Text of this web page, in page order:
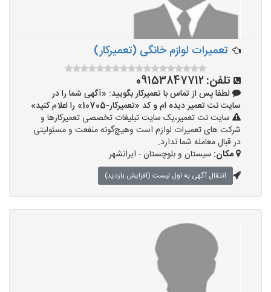
تعمیرات لوازم خانگی (تعمیرکار)
تلفن:09153847712
لطفا پس از تماس با تعمیرکار بگویید: «آگهی شما را در
سایت نت تعمیر دیده ام و کد «تعمیرکار-10705» را اعلام کنید»
سایت نت تعمیر،یک سایت تبلیغات تخصصی تعمیرکارها و
شرکت های تعمیرات لوازم است وهیچ‌گونه منفعت و مسئولیتی
در قبال معامله شما ندارد.
مکان: سیستان و بلوچستان - ایرانشهر
انتقال آگهی به اول لیست (افزایش بازدید)